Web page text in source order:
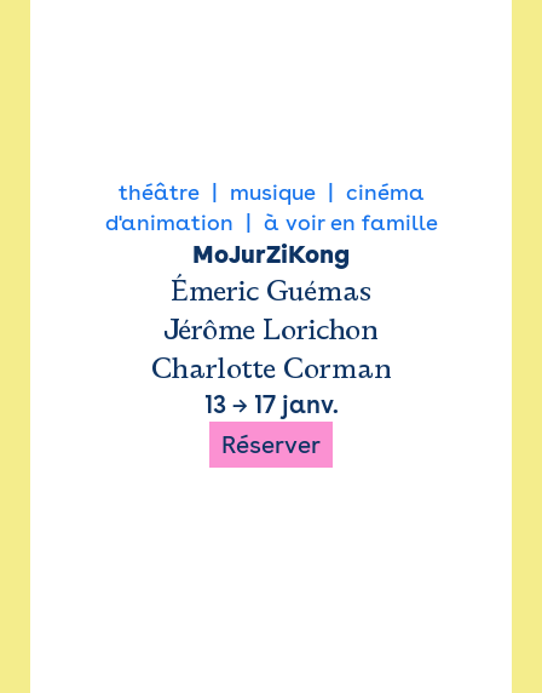
théâtre musique
cinéma
d'animation
à voir en famille
MoJurZiKong
Émeric Guémas
Jérôme Lorichon
Charlotte Corman
13→ 17 janv.
Réserver